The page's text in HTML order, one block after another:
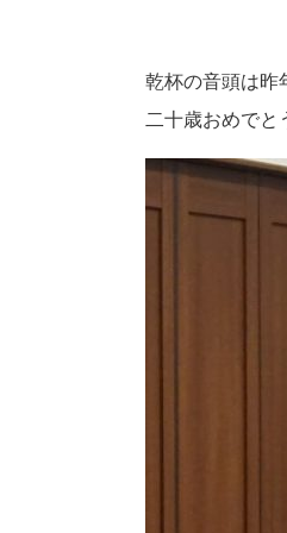
乾杯の音頭は昨
二十歳おめでと